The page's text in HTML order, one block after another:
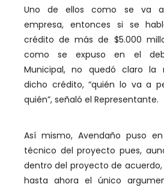
Uno de ellos como se va a
empresa, entonces si se
crédito de más de $5.000
como se expuso en el
Municipal, no quedó claro la
dicho crédito, “quién lo va a
quién”, señaló el Representante.
Así mismo, Avendaño puso
técnico del proyecto pues,
dentro del proyecto de
hasta ahora el único